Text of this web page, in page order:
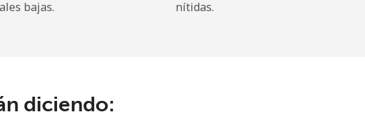
bajas.
nítidas.
diciendo: